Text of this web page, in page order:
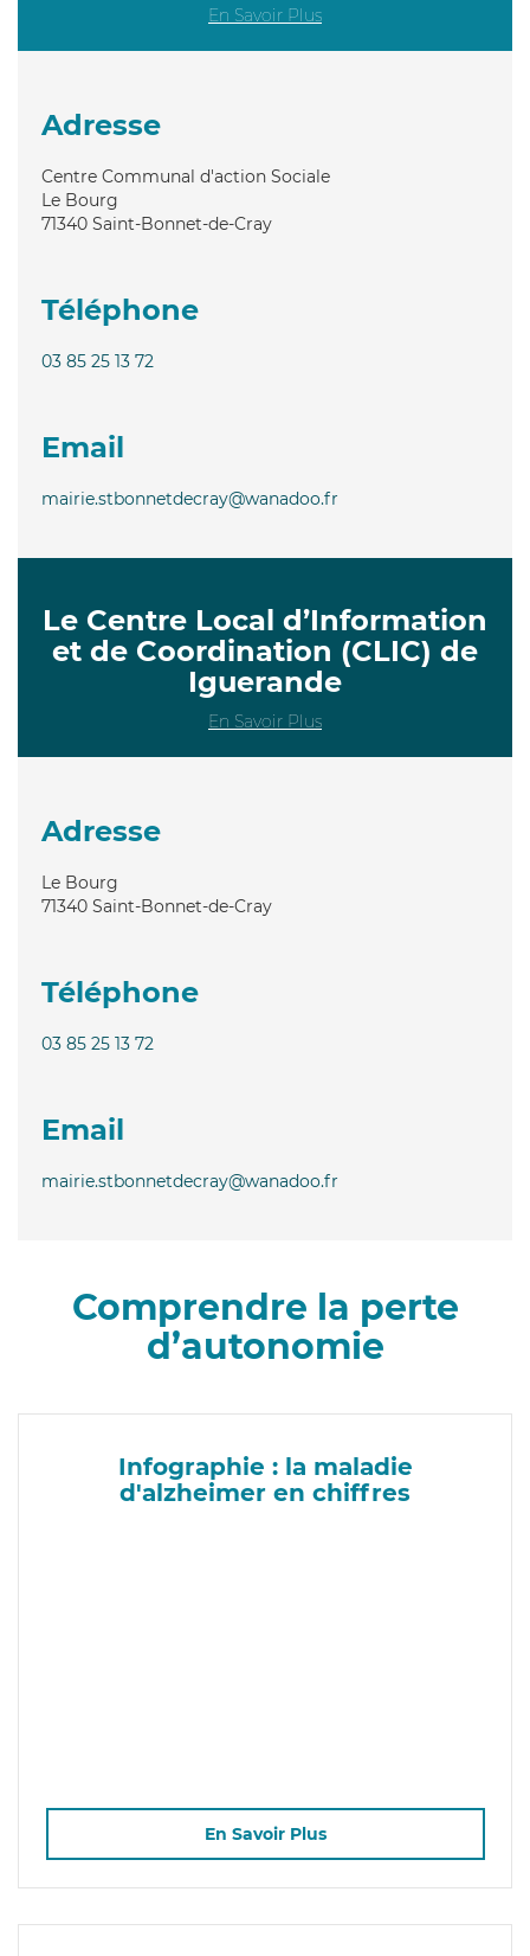
En Savoir Plus
Adresse
Centre Communal d'action Sociale
Le Bourg
71340 Saint-Bonnet-de-Cray
Téléphone
03 85 25 13 72
Email
mairie.stbonnetdecray@wanadoo.fr
Le Centre Local d’Information
et de Coordination (CLIC) de
Iguerande
En Savoir Plus
Adresse
Le Bourg
71340 Saint-Bonnet-de-Cray
Téléphone
03 85 25 13 72
Email
mairie.stbonnetdecray@wanadoo.fr
Comprendre la perte
d’autonomie
Infographie : la maladie
d'alzheimer en chiffres
En Savoir Plus